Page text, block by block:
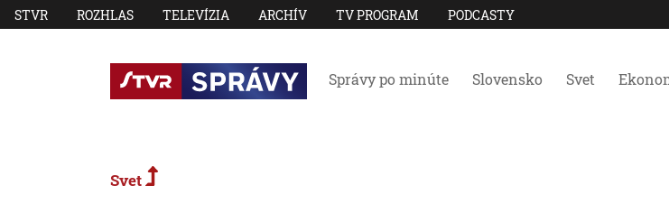
STVR ROZHLAS TELEVÍZIA ARCHÍV TV PROGRAM PODCASTY
Správy po minúte Slovensko Svet
Svet